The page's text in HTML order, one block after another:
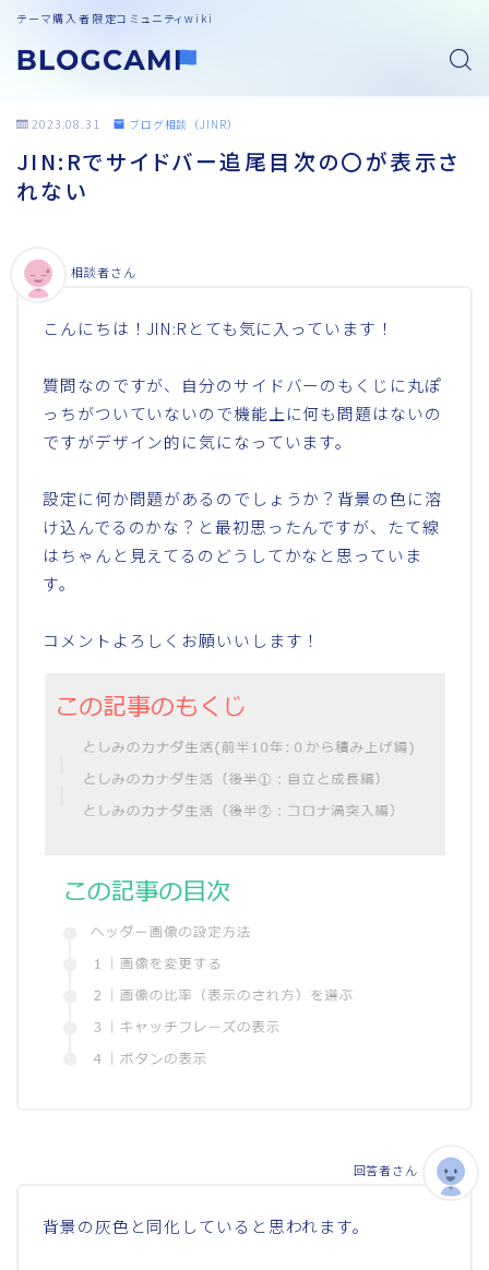
テーマ購入者限定コミュニティwiki
2023.08.31 ブログ相談（JINR）
JIN:Rでサイドバー追尾目次の〇が表示さ
れない
こんにちは！JIN:Rとても気に入っています！
質問なのですが、自分のサイドバーのもくじに丸ぽ
っちがついていないので機能上に何も問題はないの
ですがデザイン的に気になっています。
設定に何か問題があるのでしょうか？背景の色に溶
け込んでるのかな？と最初思ったんですが、たて線
はちゃんと見えてるのどうしてかなと思っていま
す。
コメントよろしくお願いいします！
相談者さん
背景の灰色と同化していると思われます。
回答者さん